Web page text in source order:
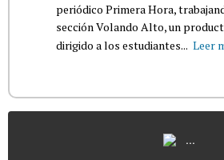
periódico Primera Hora,
sección Volando Alto, un
dirigido a los estudiantes... Leer
...